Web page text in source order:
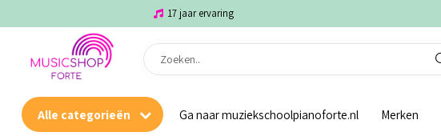
17 jaar ervaring
Alle categorieën Ga naar muziekschoolpianoforte.nl Merken